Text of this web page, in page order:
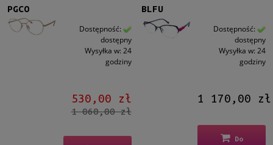
PGCO
Dostępność:
dostępny
Wysyłka w: 24
godziny
530,00 zł
1 060,00 zł
BLFU
Dostępność:
dostępny
Wysyłka w: 24
godziny
1 170,00 zł
Do